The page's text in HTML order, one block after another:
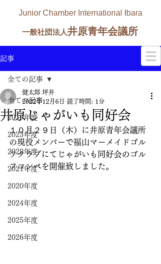
Junior Chamber International Ibara
一般社団法人井原青年会議所
記事
全ての記事
2019年度
2023年度
2022年度
2021年度
2020年度
2024年度
2025年度
2026年度
全ての記事
井原じゃがいも同好会
健太郎 坪井
2022年12月6日 読了時間: 1分
１０月２９日（木）に井原青年会議所
の現役メンバーで福山マーメイドゴル
フクラブにてじゃがいも同好会のゴル
フコンペを開催致しました。